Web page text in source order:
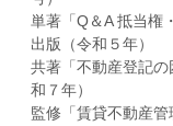
単著「Q＆A 抵当権
出版（令和５年）
共著「不動産登記
和７年）
監修「賃貸不動産管